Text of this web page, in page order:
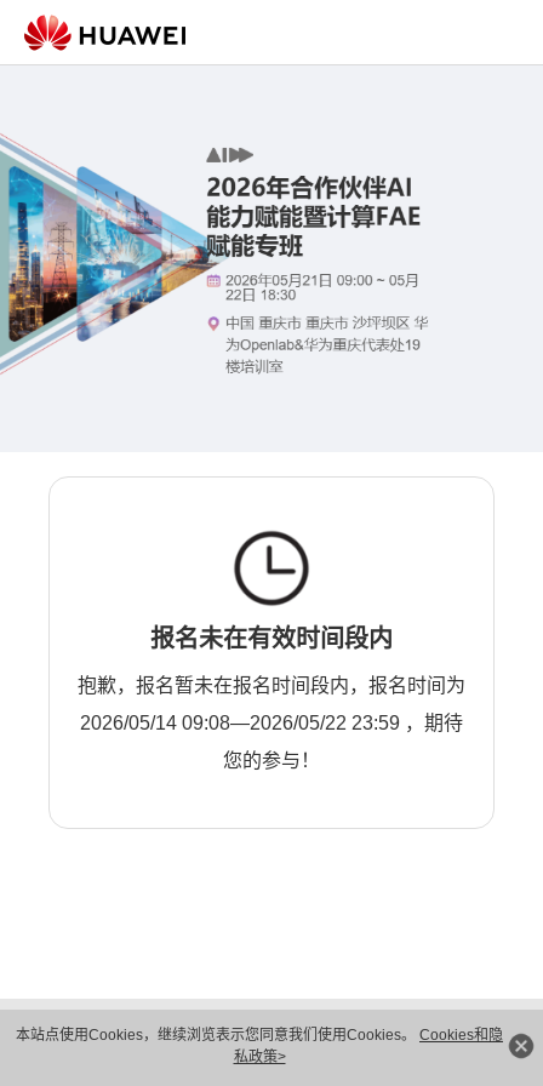
本站点使用Cookies，继续浏览表示您同意我们使用Cookies。 Cookies和隐
私政策>
报名未在有效时间段内
抱歉，报名暂未在报名时间段内，报名时间为
2026/05/14 09:08—2026/05/22 23:59 ，期待
您的参与！
隐私保护
法律声明